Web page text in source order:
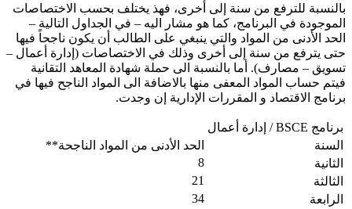
للترفع من سنة إلى أخرى، فهذ يختلف بحسب الاختصاصات
في البرنامج، كما هو مشار اليه – في الجداول التالية –
الأدنى من المواد والتي ينبغي على الطالب أن يكون ناجحاً فيها
يترفع من سنة إلى أخرى وذلك في الاختصاصات (إدارة أعمال –
– مصارف). أما بالنسبة الى حملة شهادة المعاهد التقانية
حساب المواد المعفى منها بالاضافة الى المواد الناجح فيها في
الاقتصاد و المقررات الإدارية إن وجدت.
برنامج BSCE / إدارة أعمال
السنة
الحد الأدنى من المواد الناجحة**
الثانية
الثالثة
21
الرابعة
34